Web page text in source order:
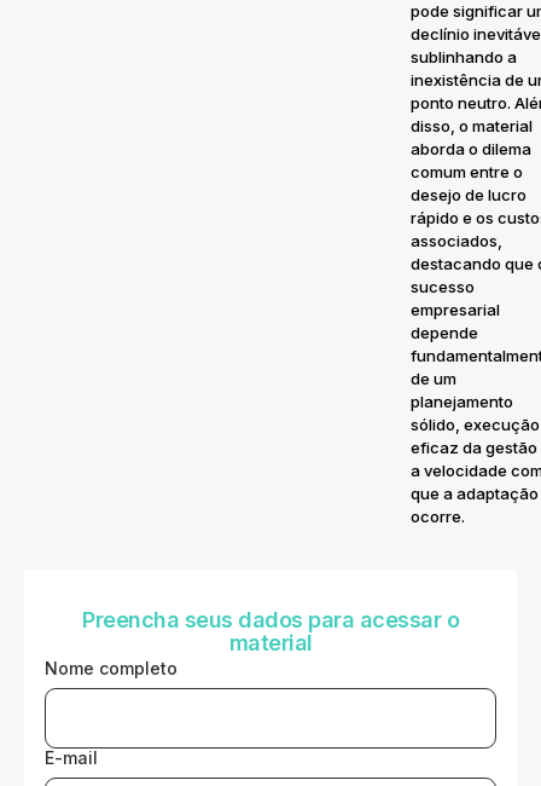
pode significar
declínio
sublinhando a
inexistência de
ponto neutro.
disso, o material
aborda o dilema
comum entre o
desejo de lucro
rápido e os
associados,
destacando que
sucesso
empresarial
depende
de um
planejamento
sólido, execução
eficaz da gestão
a velocidade
que a adaptação
ocorre.
Preencha seus dados para acessar o
material
Nome completo
E-mail